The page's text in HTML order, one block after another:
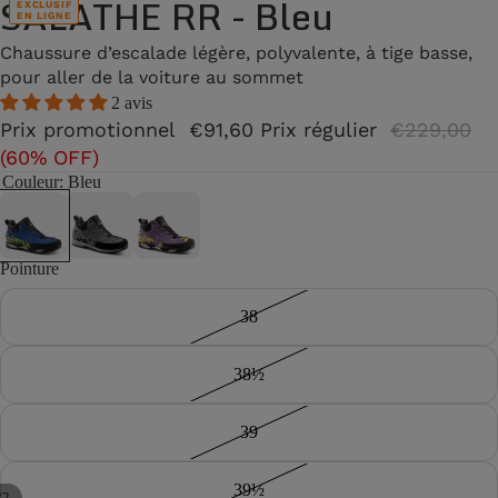
EXCLUSIF
EN LIGNE
SALATHE RR - Bleu
Chaussure d’escalade légère, polyvalente, à tige basse,
pour aller de la voiture au sommet
2 avis
Prix promotionnel €91,60 Prix régulier €229,00
(60% OFF)
Couleur: Bleu
Pointure
38
38½
39
39½